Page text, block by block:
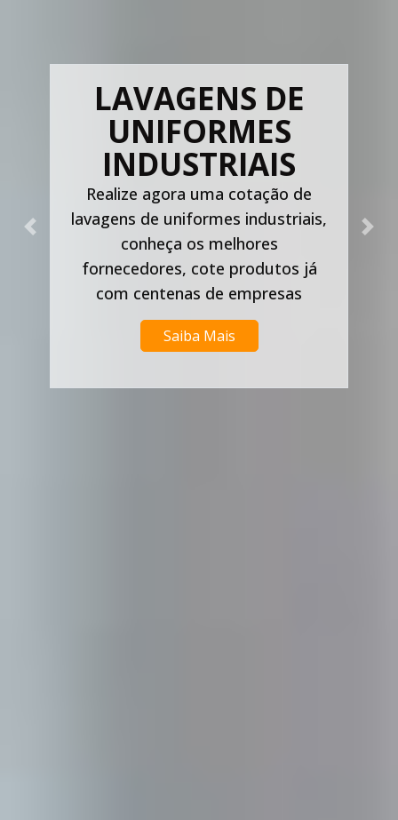
LAVAGENS DE
UNIFORMES
INDUSTRIAIS
Realize agora uma cotação de
lavagens de uniformes industriais,
conheça os melhores
fornecedores, cote produtos já
com centenas de empresas
Saiba Mais
Previous Next